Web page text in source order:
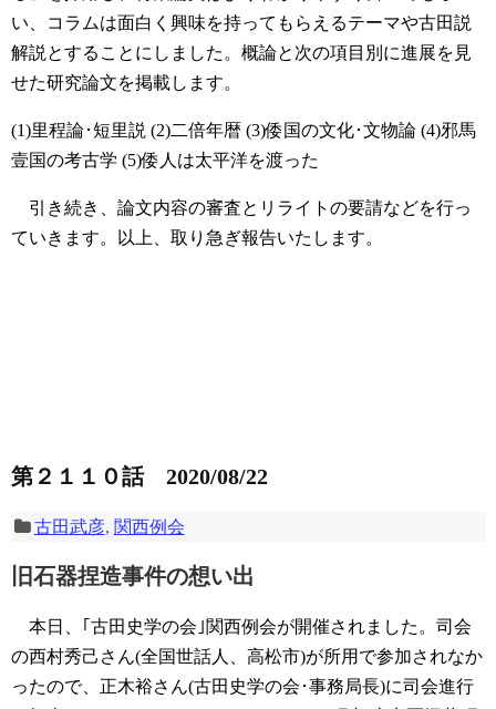
い、コラムは面白く興味を持ってもらえるテーマや古田説
解説とすることにしました。概論と次の項目別に進展を見
せた研究論文を掲載します。
(1)里程論･短里説 (2)二倍年暦 (3)倭国の文化･文物論 (4)邪馬
壹国の考古学 (5)倭人は太平洋を渡った
引き続き、論文内容の審査とリライトの要請などを行っ
ていきます。以上、取り急ぎ報告いたします。
第２１１０話 2020/08/22
古田武彦, 関西例会
旧石器捏造事件の想い出
本日、｢古田史学の会｣関西例会が開催されました。司会
の西村秀己さん(全国世話人、高松市)が所用で参加されなか
ったので、正木裕さん(古田史学の会･事務局長)に司会進行